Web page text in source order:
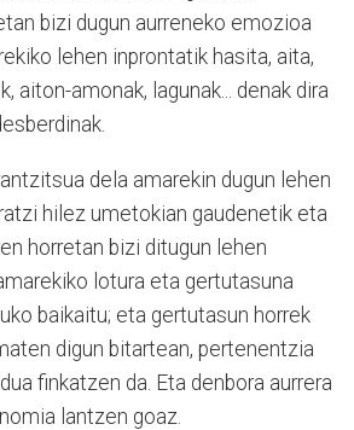
bizi dugun aurreneko emozioa
lehen inprontatik hasita, aita,
aiton-amonak, lagunak... denak dira
dela amarekin dugun lehen
hilez umetokian gaudenetik eta
horretan bizi ditugun lehen
lotura eta gertutasuna
baikaitu; eta gertutasun horrek
digun bitartean, pertenentzia
finkatzen da. Eta denbora aurrera
lantzen goaz.